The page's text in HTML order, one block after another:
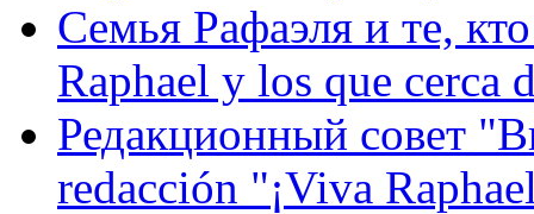
Семья Рафаэля и те,
Raphael y los que cerca
Редакционный совет
redacción "¡Viva